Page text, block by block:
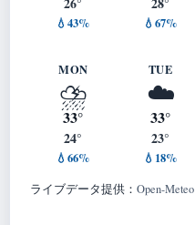
💧43% 💧67%
MON
⛈️
33°
24°
💧66%
TUE
☁️
33°
23°
💧18%
ライブデータ提供： Open-Meteo